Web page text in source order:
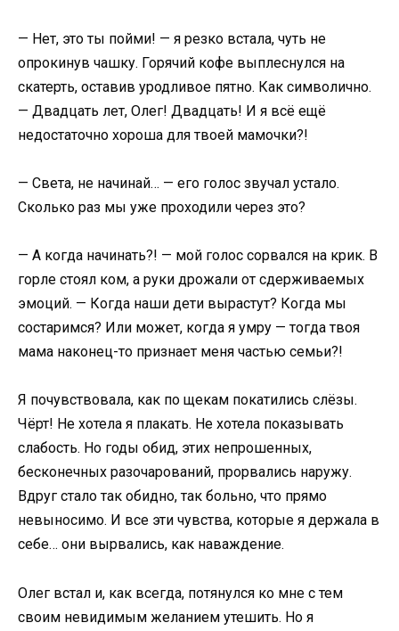
— Нет, это ты пойми! — я резко встала, чуть не
опрокинув чашку. Горячий кофе выплеснулся на
скатерть, оставив уродливое пятно. Как символично.
— Двадцать лет, Олег! Двадцать! И я всё ещё
недостаточно хороша для твоей мамочки?!
— Света, не начинай… — его голос звучал устало.
Сколько раз мы уже проходили через это?
— А когда начинать?! — мой голос сорвался на крик. В
горле стоял ком, а руки дрожали от сдерживаемых
эмоций. — Когда наши дети вырастут? Когда мы
состаримся? Или может, когда я умру — тогда твоя
мама наконец-то признает меня частью семьи?!
Я почувствовала, как по щекам покатились слёзы.
Чёрт! Не хотела я плакать. Не хотела показывать
слабость. Но годы обид, этих непрошенных,
бесконечных разочарований, прорвались наружу.
Вдруг стало так обидно, так больно, что прямо
невыносимо. И все эти чувства, которые я держала в
себе… они вырвались, как наваждение.
Олег встал и, как всегда, потянулся ко мне с тем
своим невидимым желанием утешить. Но я